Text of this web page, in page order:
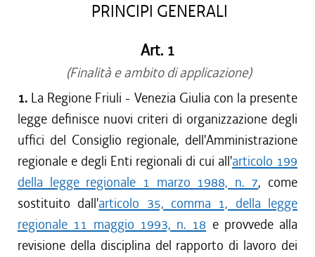
PRINCIPI GENERALI
Art. 1
(Finalità e ambito di applicazione)
1. La Regione Friuli - Venezia Giulia con la presente
legge definisce nuovi criteri di organizzazione degli
uffici del Consiglio regionale, dell'Amministrazione
regionale e degli Enti regionali di cui all'articolo 199
della legge regionale 1 marzo 1988, n. 7, come
sostituito dall'articolo 35, comma 1, della legge
regionale 11 maggio 1993, n. 18 e provvede alla
revisione della disciplina del rapporto di lavoro dei